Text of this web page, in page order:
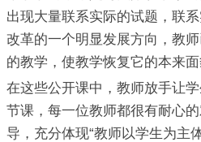
出现大量联系实际的试题，联
改革的一个明显发展方向，教
的教学，使教学恢复它的本来面
在这些公开课中，教师放手让
节课，每一位教师都很有耐心
导，充分体现“教师以学生为主